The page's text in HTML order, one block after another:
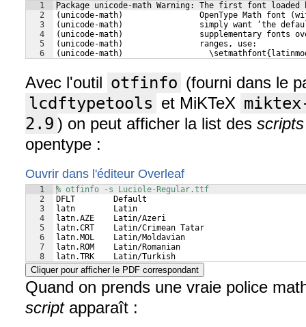
1
2
3
4
5
6
Package unicode-math Warning: The first font loaded
(unicode-math)                OpenType Math font
(unicode-math)                simply want ‘the
(unicode-math)                supplementary fonts
(unicode-math)                ranges, use:
(unicode-math)
Avec l'outil otfinfo (fourni dans le
lcdftypetools et MiKTeX
2.9 ) on peut afficher la list des scripts
opentype :
Ouvrir dans l'éditeur Overleaf
1
2
3
4
5
6
7
8
% otfinfo -s Luciole-Regular.ttf
DFLT        Default
latn        Latin
latn.AZE    Latin/Azeri
latn.CRT    Latin/Crimean Tatar
latn.MOL    Latin/Moldavian
latn.ROM    Latin/Romanian
latn.TRK    Latin/Turkish
Cliquer pour afficher le PDF correspondant
Quand on prends une vraie police
scriptapparaît :